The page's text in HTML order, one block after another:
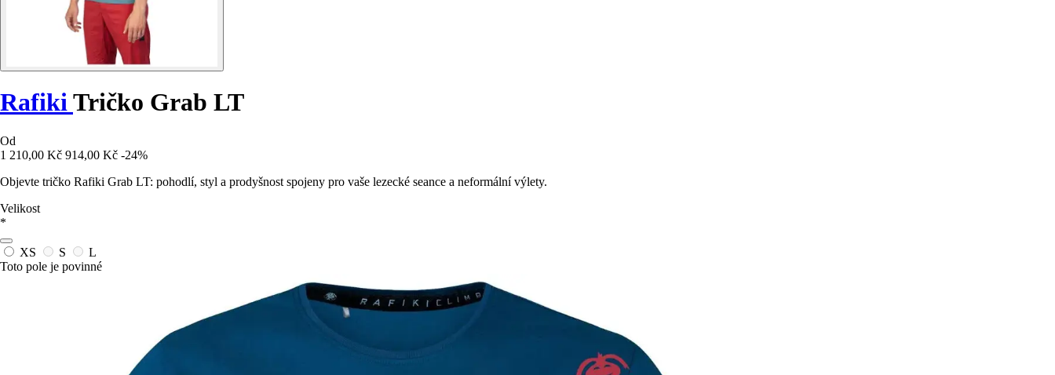
RafikiTričko Grab LT
Od
1 210,00 Kč 914,00 Kč -24%
Objevte tričko Rafiki Grab LT: pohodlí, styl a prodyšnost spojeny pro vaše lezecké seance a neformální výlety.
Velikost
*
XS S
L
Toto pole je povinné